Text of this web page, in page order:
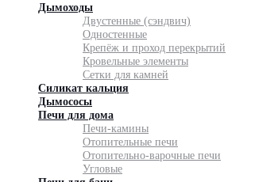
Дымоходы
Двустенные (сэндвич)
Одностенные
Крепёж и проход перекрытий
Кровельные элементы
Сетки для камней
Силикат кальция
Дымососы
Печи для дома
Печи-камины
Отопительные печи
Отопительно-варочные печи
Угловые